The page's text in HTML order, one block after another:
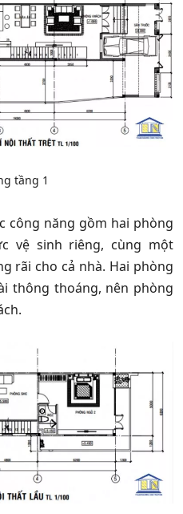
tầng 1
công năng gồm hai phòng
vệ sinh riêng, cùng một
rãi cho cả nhà. Hai phòng
thông thoáng, nên phòng